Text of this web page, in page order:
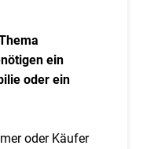
ein
oder ein
oder Käufer